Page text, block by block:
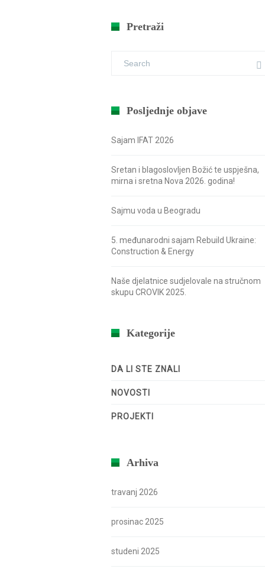
Pretraži
Posljednje objave
Sajam IFAT 2026
Sretan i blagoslovljen Božić te uspješna,
mirna i sretna Nova 2026. godina!
Sajmu voda u Beogradu
5. međunarodni sajam Rebuild Ukraine:
Construction & Energy
Naše djelatnice sudjelovale na stručnom
skupu CROVIK 2025.
Kategorije
DA LI STE ZNALI
NOVOSTI
PROJEKTI
Arhiva
travanj 2026
prosinac 2025
studeni 2025